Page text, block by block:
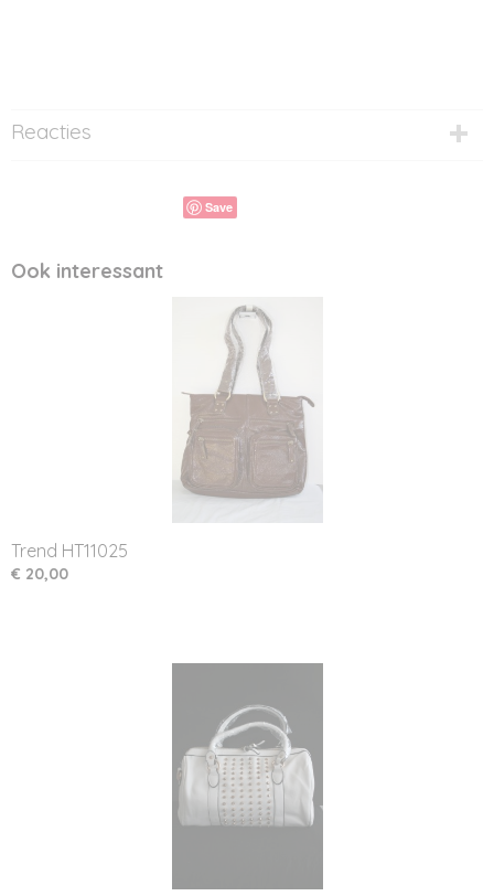
Reacties
Save
Ook interessant
Trend HT11025
€ 20,00